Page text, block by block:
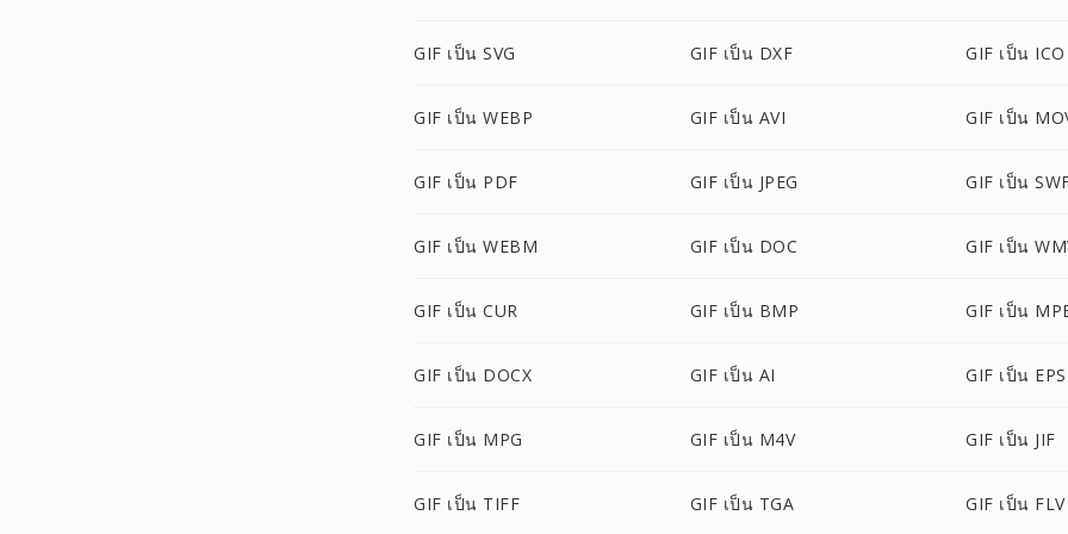
GIF เป็น SVG GIF เป็น DXF GIF เป็น ICO
GIF เป็น WEBP GIF เป็น AVI GIF เป็น
GIF เป็น PDF GIF เป็น JPEG GIF เป็น
GIF เป็น WEBM GIF เป็น DOC GIF เป็น
GIF เป็น CUR GIF เป็น BMP GIF เป็น
GIF เป็น DOCX GIF เป็น AI GIF เป็น EPS
GIF เป็น MPG GIF เป็น M4V GIF เป็น JIF
GIF เป็น TIFF GIF เป็น TGA GIF เป็น FLV